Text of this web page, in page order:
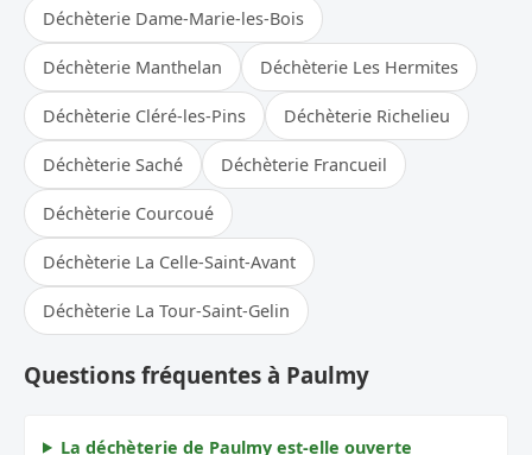
Déchèterie Dame-Marie-les-Bois
Déchèterie Manthelan Déchèterie Les Hermites
Déchèterie Cléré-les-Pins Déchèterie Richelieu
Déchèterie Saché Déchèterie Francueil
Déchèterie Courcoué
Déchèterie La Celle-Saint-Avant
Déchèterie La Tour-Saint-Gelin
Questions fréquentes à Paulmy
La déchèterie de Paulmy est-elle ouverte